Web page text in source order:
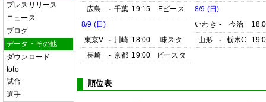
プレスリリース
ニュース
ブログ
データ・その他
ダウンロード
toto
試合
選手
広島
- 千葉 19:15
Eピース
8/9 (日)
東京V
- 川崎 18:00
味スタ
長崎
- 京都 19:00 ピースタ
8/9 (日)
いわき - 今治
山形
- 栃木C
順位表